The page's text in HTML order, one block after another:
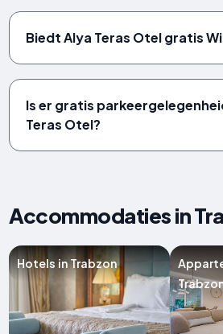
Biedt Alya Teras Otel gratis
Is er gratis
Teras Otel?
Accommodaties in
Hotels in Trabzon